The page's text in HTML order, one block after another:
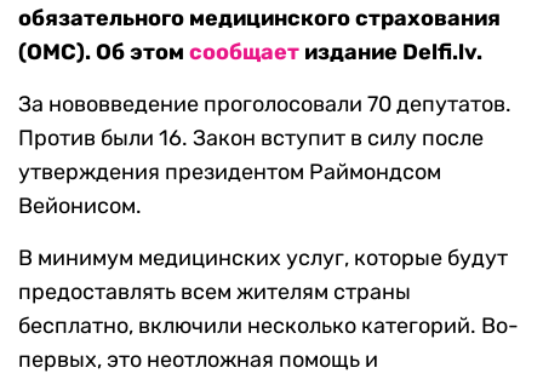
обязательного медицинского страхования
(ОМС). Об этом сообщает издание Delfi.lv.
За нововведение проголосовали 70 депутатов.
Против были 16. Закон вступит в силу после
утверждения президентом Раймондсом
Вейонисом.
В минимум медицинских услуг, которые будут
предоставлять всем жителям страны
бесплатно, включили несколько категорий. Во-
первых, это неотложная помощь и